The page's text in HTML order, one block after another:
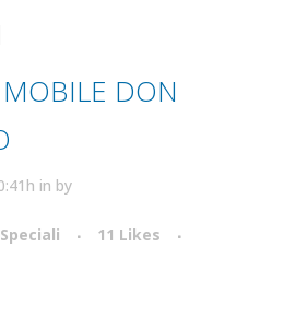
DON
in by
11 Likes